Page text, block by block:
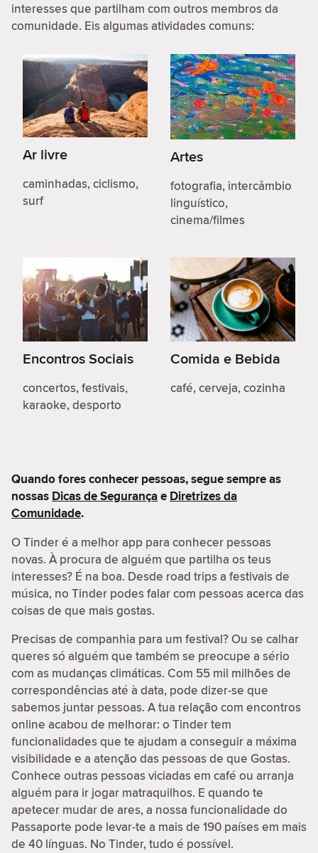
interesses que partilham com outros membros da
comunidade. Eis algumas atividades comuns:
Ar livre
caminhadas, ciclismo,
surf
Artes
fotografia, intercâmbio
linguístico,
cinema/filmes
Encontros Sociais
concertos, festivais,
karaoke, desporto
Comida e Bebida
café, cerveja, cozinha
Quando fores conhecer pessoas, segue sempre as
nossas Dicas de Segurançae Diretrizes da
Comunidade.
O Tinder é a melhor app para conhecer pessoas
novas. À procura de alguém que partilha os teus
interesses? É na boa. Desde road trips a festivais de
música, no Tinder podes falar com pessoas acerca das
coisas de que mais gostas.
Precisas de companhia para um festival? Ou se calhar
queres só alguém que também se preocupe a sério
com as mudanças climáticas. Com 55 mil milhões de
correspondências até à data, pode dizer-se que
sabemos juntar pessoas. A tua relação com encontros
online acabou de melhorar: o Tinder tem
funcionalidades que te ajudam a conseguir a máxima
visibilidade e a atenção das pessoas de que Gostas.
Conhece outras pessoas viciadas em café ou arranja
alguém para ir jogar matraquilhos. E quando te
apetecer mudar de ares, a nossa funcionalidade do
Passaporte pode levar-te a mais de 190 países em mais
de 40 línguas. No Tinder, tudo é possível.